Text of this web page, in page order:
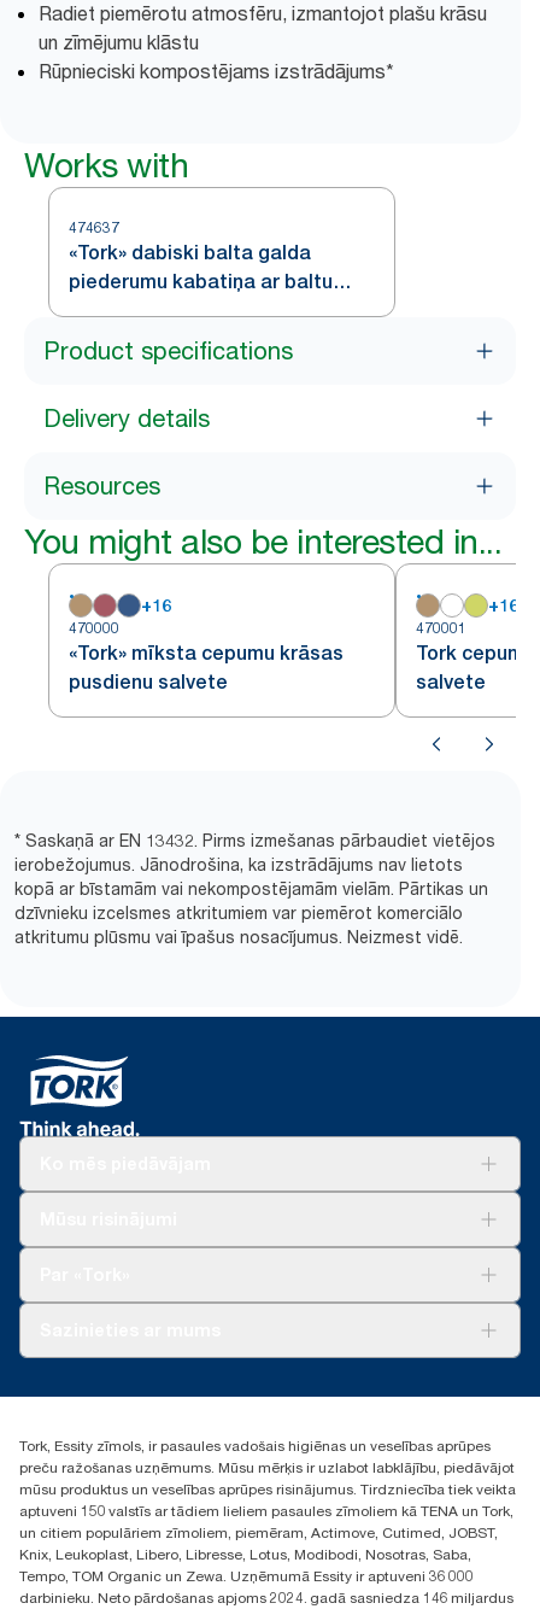
Radiet piemērotu atmosfēru, izmantojot plašu krāsu
un zīmējumu klāstu
Rūpnieciski kompostējams izstrādājums*
Works with
474637
«Tork» dabiski balta galda
piederumu kabatiņa ar baltu
salveti
Product specifications
Delivery details
Resources
You might also be interested in...
+16
470000
«Tork» mīksta cepumu krāsas
pusdienu salvete
+16
470001
Tork
salvete
* Saskaņā ar EN 13432. Pirms izmešanas pārbaudiet vietējos
ierobežojumus. Jānodrošina, ka izstrādājums nav lietots
kopā ar bīstamām vai nekompostējamām vielām. Pārtikas un
dzīvnieku izcelsmes atkritumiem var piemērot komerciālo
atkritumu plūsmu vai īpašus nosacījumus. Neizmest vidē.
+371 29141799
Atrast izplatītāju
Ulbrokas street 19A
Riga, Latvija
LV-1028
Tork, Essity zīmols, ir pasaules vadošais higiēnas un veselības aprūpes
preču ražošanas uzņēmums. Mūsu mērķis ir uzlabot labklājību, piedāvājot
mūsu produktus un veselības aprūpes risinājumus. Tirdzniecība tiek veikta
aptuveni 150 valstīs ar tādiem lieliem pasaules zīmoliem kā TENA un Tork,
un citiem populāriem zīmoliem, piemēram, Actimove, Cutimed, JOBST,
Knix, Leukoplast, Libero, Libresse, Lotus, Modibodi, Nosotras, Saba,
Tempo, TOM Organic un Zewa. Uzņēmumā Essity ir aptuveni 36 000
darbinieku. Neto pārdošanas apjoms 2024. gadā sasniedza 146 miljardus